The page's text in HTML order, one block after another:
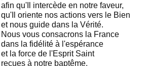
afin qu'Il intercède en notre faveur,
qu'Il oriente nos actions vers le Bien
et nous guide dans la Vérité.
Nous vous consacrons la France
dans la fidélité à l'espérance
et la force de l'Esprit Saint
reçues à notre baptême.